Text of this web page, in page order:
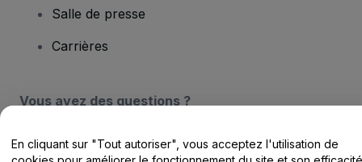
Salle de presse
Carrières
Vous avez des questions ?
Centre d'assistance / Nous contacter
En cliquant sur "Tout autoriser", vous acceptez l'utilisation de